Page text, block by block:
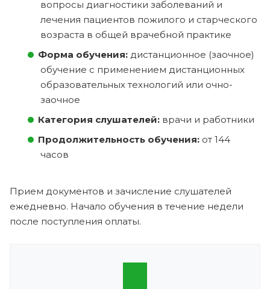
вопросы диагностики заболеваний и
лечения пациентов пожилого и старческого
возраста в общей врачебной практике
Форма обучения: дистанционное (заочное)
обучение с применением дистанционных
образовательных технологий или очно-
заочное
Категория слушателей: врачи и работники
Продолжительность обучения: от 144
часов
Прием документов и зачисление слушателей
ежедневно. Начало обучения в течение недели
после поступления оплаты.